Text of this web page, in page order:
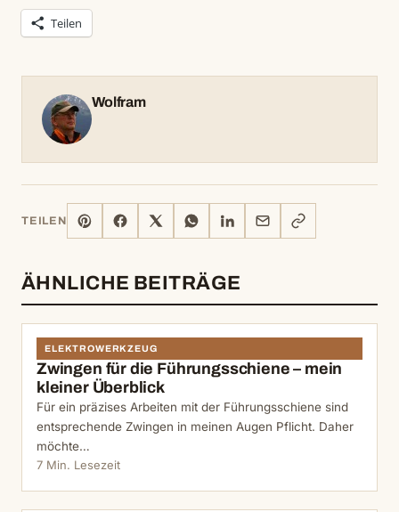
Teilen
Wolfram
TEILEN
PINTERESTFACEBOOK WHATSAPPLINKEDIN
MAIL
LINK
KOPIEREN
ÄHNLICHE BEITRÄGE
ELEKTROWERKZEUG
Zwingen für die Führungsschiene – mein
kleiner Überblick
Für ein präzises Arbeiten mit der Führungsschiene sind
entsprechende Zwingen in meinen Augen Pflicht. Daher
möchte…
7 Min. Lesezeit